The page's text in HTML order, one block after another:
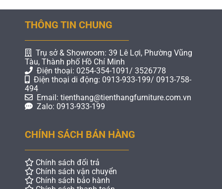
THÔNG TIN CHUNG
Trụ sở & Showroom: 39 Lê Lợi, Phường Vũng
Tàu, Thành phố Hồ Chí Minh
Điện thoại: 0254-354-1091/ 3526778
Điện thoại di động: 0913-933-199/ 0913-758-
494
Email: tienthang@tienthangfurniture.com.vn
Zalo: 0913-933-199
CHÍNH SÁCH BÁN HÀNG
Chính sách đổi trả
Chính sách vận chuyển
Chính sách bảo hành